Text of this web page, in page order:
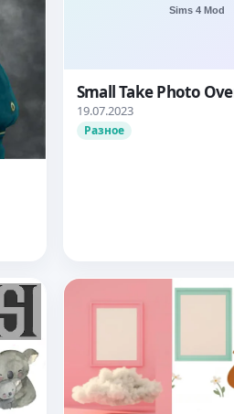
Small Take Photo
19.07.2023
Разное